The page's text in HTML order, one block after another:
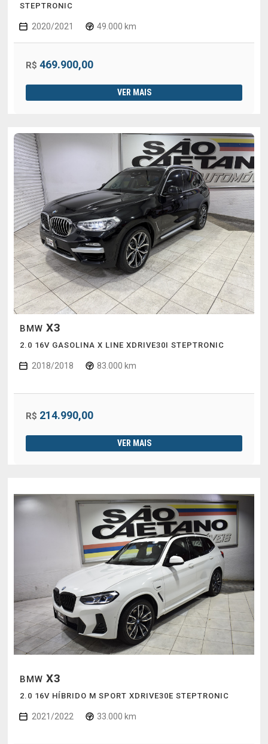
STEPTRONIC
2020/2021 49.000 km
R$ 469.900,00
VER MAIS
BMW X3
2.0 16V GASOLINA X LINE XDRIVE30I STEPTRONIC
2018/2018 83.000 km
R$ 214.990,00
VER MAIS
BMW X3
2.0 16V HÍBRIDO M SPORT XDRIVE30E STEPTRONIC
2021/2022 33.000 km